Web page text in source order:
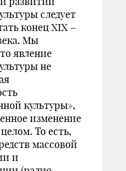
следует
конец XIX –
Мы
явление
не
культуры»,
изменение
То есть,
массовой
и